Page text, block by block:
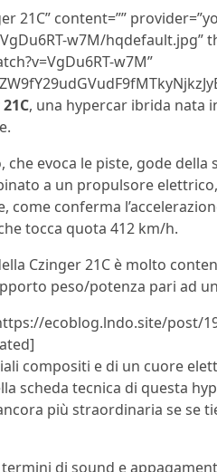
21C” content=””
w7M/hqdefault.jpg”
w7M”
, una hypercar ibrida nata
evoca le piste, gode
a un propulsore
come conferma
tocca quota 412 km/h.
Czinger 21C è molto
peso/potenza pari ad
ecoblog.lndo.site/post/
compositi e di un cuore
scheda tecnica di questa
più straordinaria se se
di sound e